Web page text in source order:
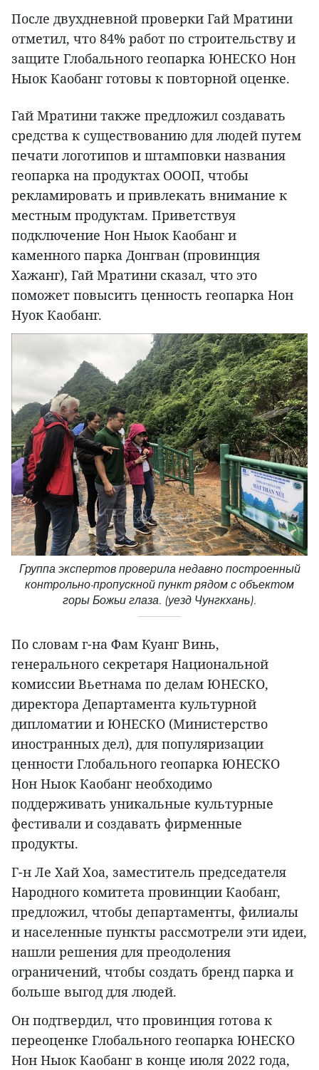
После двухдневной проверки Гай Мратини
отметил, что 84% работ по строительству и
защите Глобального геопарка ЮНЕСКО Нон
Ныок Каобанг готовы к повторной оценке.
Гай Мратини также предложил создавать
средства к существованию для людей путем
печати логотипов и штамповки названия
геопарка на продуктах OОOП, чтобы
рекламировать и привлекать внимание к
местным продуктам. Приветствуя
подключение Нон Ныок Каобанг и
каменного парка Донгван (провинция
Хажанг), Гай Мратини сказал, что это
поможет повысить ценность геопарка Нон
Нуок Каобанг.
Группа экспертов проверила недавно построенный
контрольно-пропускной пункт рядом с объектом
горы Божьи глаза. (уезд Чунгкхань).
По словам г-на Фам Куанг Винь,
генерального секретаря Национальной
комиссии Вьетнама по делам ЮНЕСКО,
директора Департамента культурной
дипломатии и ЮНЕСКО (Министерство
иностранных дел), для популяризации
ценности Глобального геопарка ЮНЕСКО
Нон Ныок Каобанг необходимо
поддерживать уникальные культурные
фестивали и создавать фирменные
продукты.
Г-н Ле Хай Хоа, заместитель председателя
Народного комитета провинции Каобанг,
предложил, чтобы департаменты, филиалы
и населенные пункты рассмотрели эти идеи,
нашли решения для преодоления
ограничений, чтобы создать бренд парка и
больше выгод для людей.
Он подтвердил, что провинция готова к
переоценке Глобального геопарка ЮНЕСКО
Нон Ныок Каобанг в конце июля 2022 года,